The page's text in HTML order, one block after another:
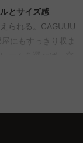
以上のスペース
ように、余裕をも
では、2台並
っきり整えたい方
のシングルベッド
とサイズ感
られる。CAGUUU
にもすっきり収ま
ン、ナチュラル、
部屋にぴったりの